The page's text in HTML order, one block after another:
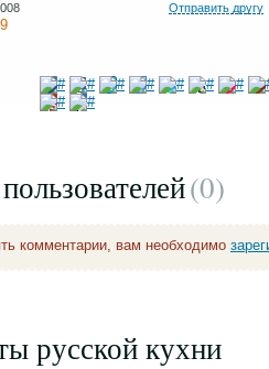
Отправить другу
(0)
комментарии, вам необходимо
русской кухни